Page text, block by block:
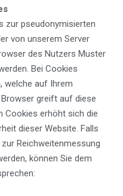
zur pseudonymisierten
von unserem Server
des Nutzers Muster
Bei Cookies
welche auf Ihrem
greift auf diese
Cookies erhöht sich die
dieser Website. Falls
Reichweitenmessung
können Sie dem